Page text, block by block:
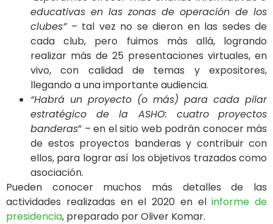
educativas en las zonas de operación de los
clubes”– tal vez no se dieron en las sedes de
cada club, pero fuimos más allá, logrando
realizar más de 25 presentaciones virtuales, en
vivo, con calidad de temas y expositores,
llegando a una importante audiencia.
“Habrá un proyecto (o más) para cada pilar
estratégico de la ASHO: cuatro
proyectos
banderas” – en el sitio web podrán conocer más
de estos proyectos banderas y contribuir con
ellos, para lograr así los objetivos trazados como
asociación.
Pueden conocer muchos más detalles de las
actividades realizadas en el 2020 en elinforme de
presidencia, preparado por Oliver Komar.